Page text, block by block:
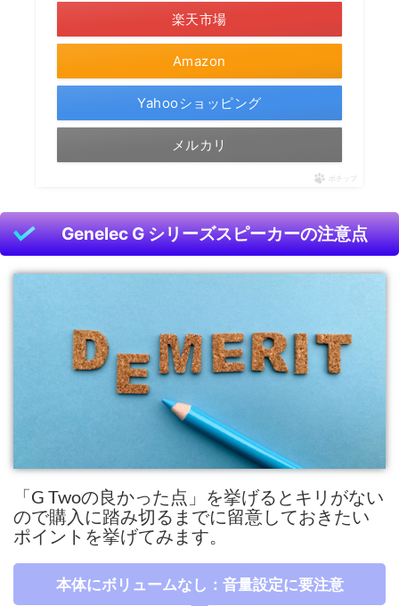
Amazon
楽天市場
Yahooショッピング
メルカリ
ポチップ
Genelec G シリーズスピーカーの注意点
「G Twoの良かった点」を挙げるとキリがない
ので購入に踏み切るまでに留意しておきたい
ポイントを挙げてみます。
本体にボリュームなし：音量設定に要注意